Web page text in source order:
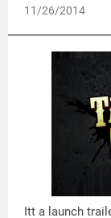
11/26/2014
Itt a launch